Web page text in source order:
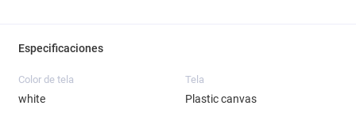
Especificaciones
Color de tela
white
Tela
Plastic canvas